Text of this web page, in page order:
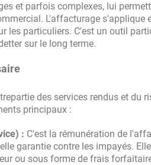
et parfois complexes, lui
L'affacturage s'applique
les particuliers. C'est un outil
sur le long terme.
des services rendus et du
principaux :
: C'est la rémunération de
garantie contre les impayés.
ou sous forme de frais